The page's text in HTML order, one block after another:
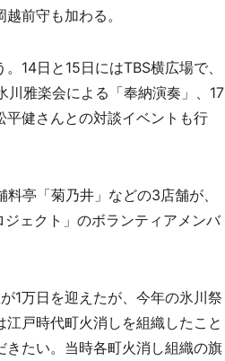
前守も加わる。
14日と15日にはTBS横広場で、
川雅楽会による「奉納演奏」、17
健さんとの対談イベントも行
亭「菊乃井」などの3店舗が、
ェクト」のボランティアメンバ
1万日を迎えたが、今年の氷川祭
戸時代町火消しを組織したこと
たい。当時各町火消し組織の旗